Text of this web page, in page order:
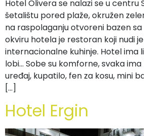
Hotel Olivera se nalazi se u centru
šetalištu pored plaže, okružen
na raspolaganju otvoreni bazen
okviru hotela je restoran koji nudi
internacionalne kuhinje. Hotel ima
lobi… Sobe su komforne, svaka
uređaj, kupatilo, fen za kosu, mini
[…]
Hotel Ergin